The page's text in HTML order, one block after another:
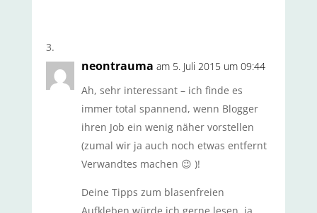
neontrauma am 5. Juli 2015 um 09:44
Ah, sehr interessant – ich finde es
immer total spannend, wenn Blogger
ihren Job ein wenig näher vorstellen
(zumal wir ja auch noch etwas entfernt
Verwandtes machen 😉 )!
Deine Tipps zum blasenfreien